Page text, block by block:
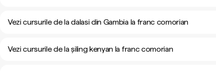
Vezi cursurile de la dalasi din Gambia la franc comorian
Vezi cursurile de la șiling kenyan la franc comorian